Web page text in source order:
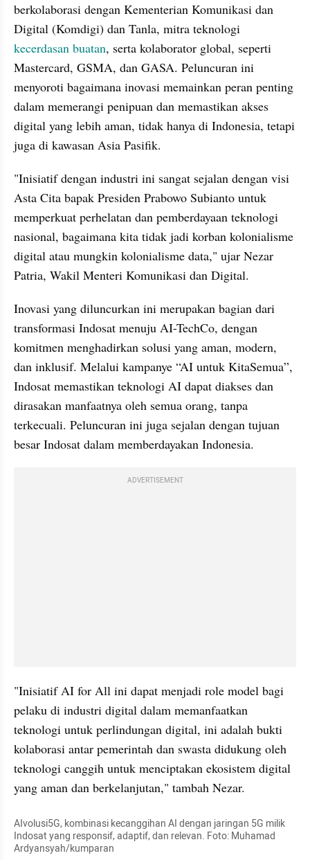
berkolaborasi dengan Kementerian Komunikasi dan
kecerdasan buatan, serta kolaborator global, seperti
Mastercard, GSMA, dan GASA. Peluncuran ini
menyoroti bagaimana inovasi memainkan peran penting
dalam memerangi penipuan dan memastikan akses
digital yang lebih aman, tidak hanya di Indonesia, tetapi
juga di kawasan Asia Pasifik.
"Inisiatif dengan industri ini sangat sejalan dengan visi
Asta Cita bapak Presiden Prabowo Subianto untuk
memperkuat perhelatan dan pemberdayaan teknologi
nasional, bagaimana kita tidak jadi korban kolonialisme
digital atau mungkin kolonialisme data," ujar Nezar
Patria, Wakil Menteri Komunikasi dan Digital.
Inovasi yang diluncurkan ini merupakan bagian dari
transformasi Indosat menuju AI-TechCo, dengan
komitmen menghadirkan solusi yang aman, modern,
dan inklusif. Melalui kampanye “AI untuk KitaSemua”,
Indosat memastikan teknologi AI dapat diakses dan
dirasakan manfaatnya oleh semua orang, tanpa
terkecuali. Peluncuran ini juga sejalan dengan tujuan
besar Indosat dalam memberdayakan Indonesia.
ADVERTISEMENT
"Inisiatif AI for All ini dapat menjadi role model bagi
pelaku di industri digital dalam memanfaatkan
teknologi untuk perlindungan digital, ini adalah bukti
kolaborasi antar pemerintah dan swasta didukung oleh
teknologi canggih untuk menciptakan ekosistem digital
yang aman dan berkelanjutan," tambah Nezar.
AIvolusi5G, kombinasi kecanggihan AI dengan jaringan 5G milik
Indosat yang responsif, adaptif, dan relevan. Foto: Muhamad
Ardyansyah/kumparan